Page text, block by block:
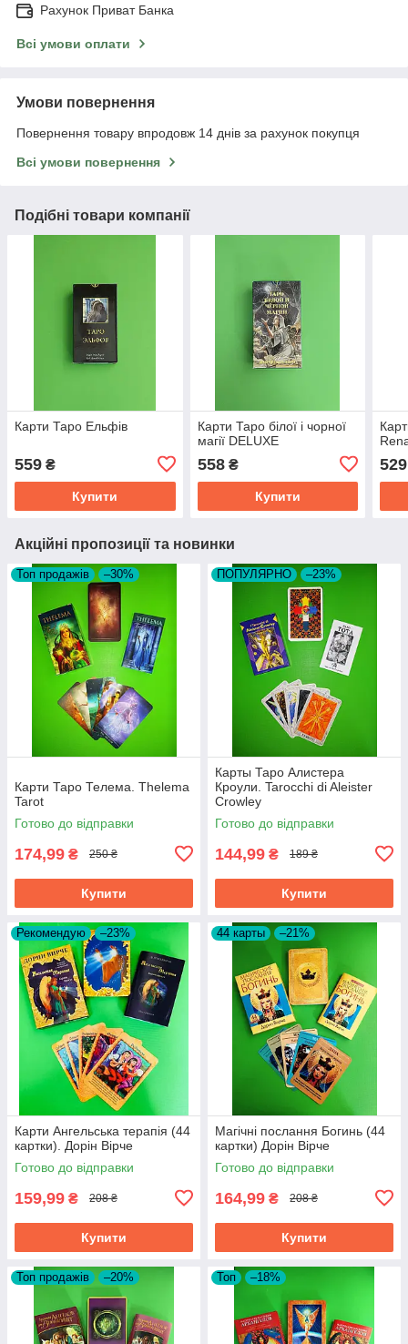
Рахунок Приват Банка
Всі умови оплати
Умови повернення
Повернення товару впродовж 14 днів за рахунок покупця
Всі умови повернення
Подібні товари компанії
Карти Таро Ельфів
559 ₴
Купити
Карти Таро білої і чорної
магії DELUXE
558₴
Купити
529
Акційні пропозиції та новинки
Топ продажів –30%
Карти Таро Телема. Thelema
Tarot
Готово до відправки
174,99 ₴ 250 ₴
Купити
ПОПУЛЯРНО –23%
Карты Таро Алистера
Кроули. Tarocchi di Aleister
Crowley
Готово до відправки
144,99 ₴ 189 ₴
Купити
Рекомендую –23%
Карти Ангельська терапія (44
картки). Дорін Вірче
Готово до відправки
159,99 ₴ 208 ₴
Купити
44 карты –21%
Магічні послання Богинь (44
картки) Дорін Вірче
Готово до відправки
164,99 ₴ 208 ₴
Купити
Топ продажів –20% Топ –18%